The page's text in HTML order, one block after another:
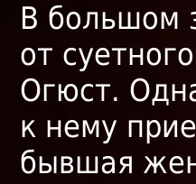
В большом
от
Огюст.
к нему
бывшая